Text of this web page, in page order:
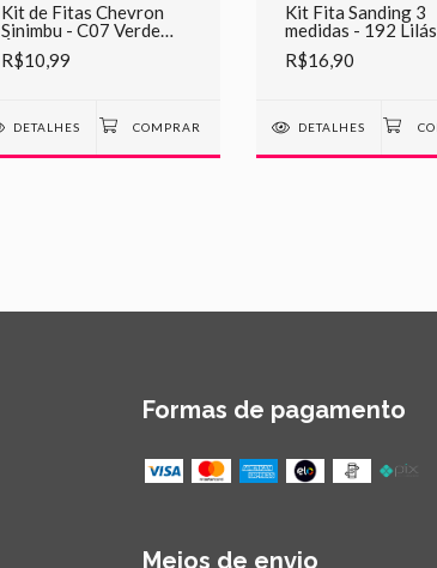
Kit de Fitas Chevron
Sinimbu - C07 Verde
Água - 2 METROS DE
CADA
R$10,99
DETALHES
Kit Fita Sanding 3
medidas - 192 Lilás
R$16,90
DETALHES
Formas de pagamento
Meios de envio